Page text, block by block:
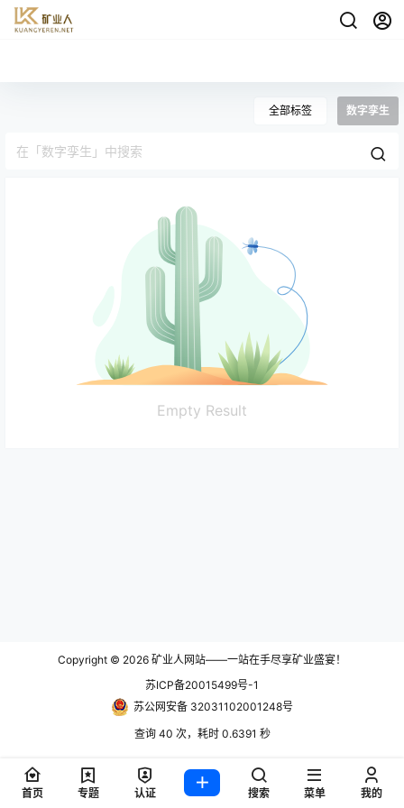
全部标签 数字孪生
Empty Result
Copyright © 2026 矿业人网站——一站在手尽享矿业盛宴！
苏ICP备20015499号-1
苏公网安备 32031102001248号
查询 40 次，耗时 0.6391 秒
首页 专题 认证 搜索 菜单 我的